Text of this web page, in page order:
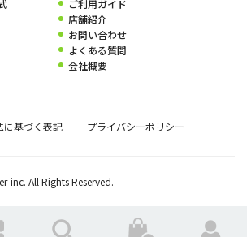
ご利用ガイド
店舗紹介
お問い合わせ
よくある質問
会社概要
に基づく表記 プライバシーポリシー
inc. All Rights Reserved.